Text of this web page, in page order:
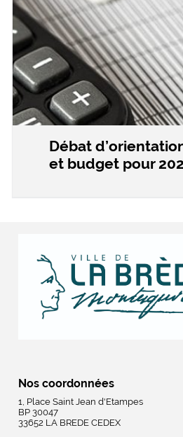
Débat
et budget pour
Nos coordonnées
1, Place Saint Jean d'Etampes
BP 30047
33652 LA BREDE CEDEX